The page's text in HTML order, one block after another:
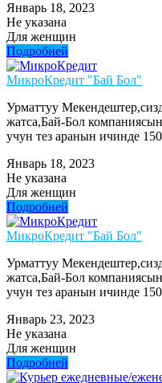
Январь 18, 2023
Не указана
Для женщин
Подробней
МикроКредит "Бай Бол"
Урматтуу
жатса,Бай-Бол
учун тез аранын ичинде
Январь 18, 2023
Не указана
Для женщин
Подробней
МикроКредит "Бай Бол"
Урматтуу
жатса,Бай-Бол
учун тез аранын ичинде
Январь 23, 2023
Не указана
Для женщин
Подробней